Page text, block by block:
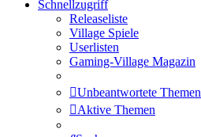
Schnellzugriff
Releaseliste
Village Spiele
Userlisten
Gaming-Village Magazin
Unbeantwortete Themen
Aktive Themen